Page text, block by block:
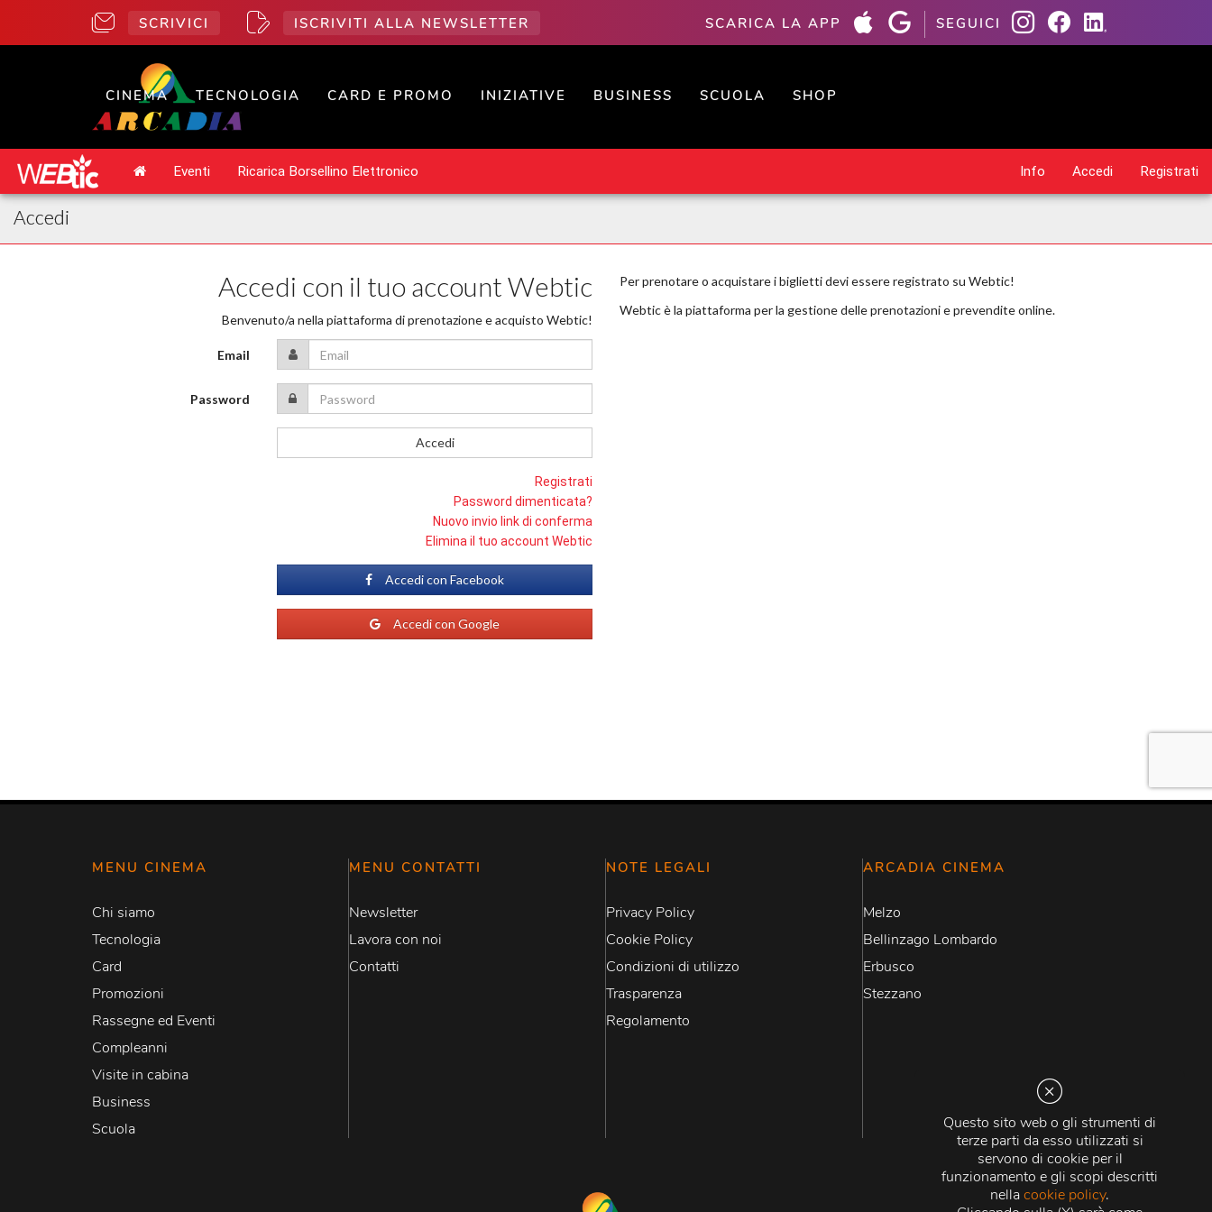
Questo sito web o gli strumenti di
terze parti da esso utilizzati si
servono di cookie per il
funzionamento e gli scopi descritti
nellacookie policy.
SCRIVICI ISCRIVITI ALLA NEWSLETTER SCARICA LA APP SEGUICI
CINEMA TECNOLOGIA CARD E PROMO INIZIATIVE BUSINESS SCUOLA SHOP
MENU CINEMA
Chi siamo
Tecnologia
Card
Promozioni
Rassegne ed Eventi
Compleanni
Visite in cabina
Business
Scuola
MENU CONTATTI
Newsletter
Lavora con noi
Contatti
NOTE LEGALI
Privacy Policy
Cookie Policy
Condizioni di utilizzo
Trasparenza
Regolamento
ARCADIA CINEMA
Melzo
Bellinzago Lombardo
Erbusco
Stezzano